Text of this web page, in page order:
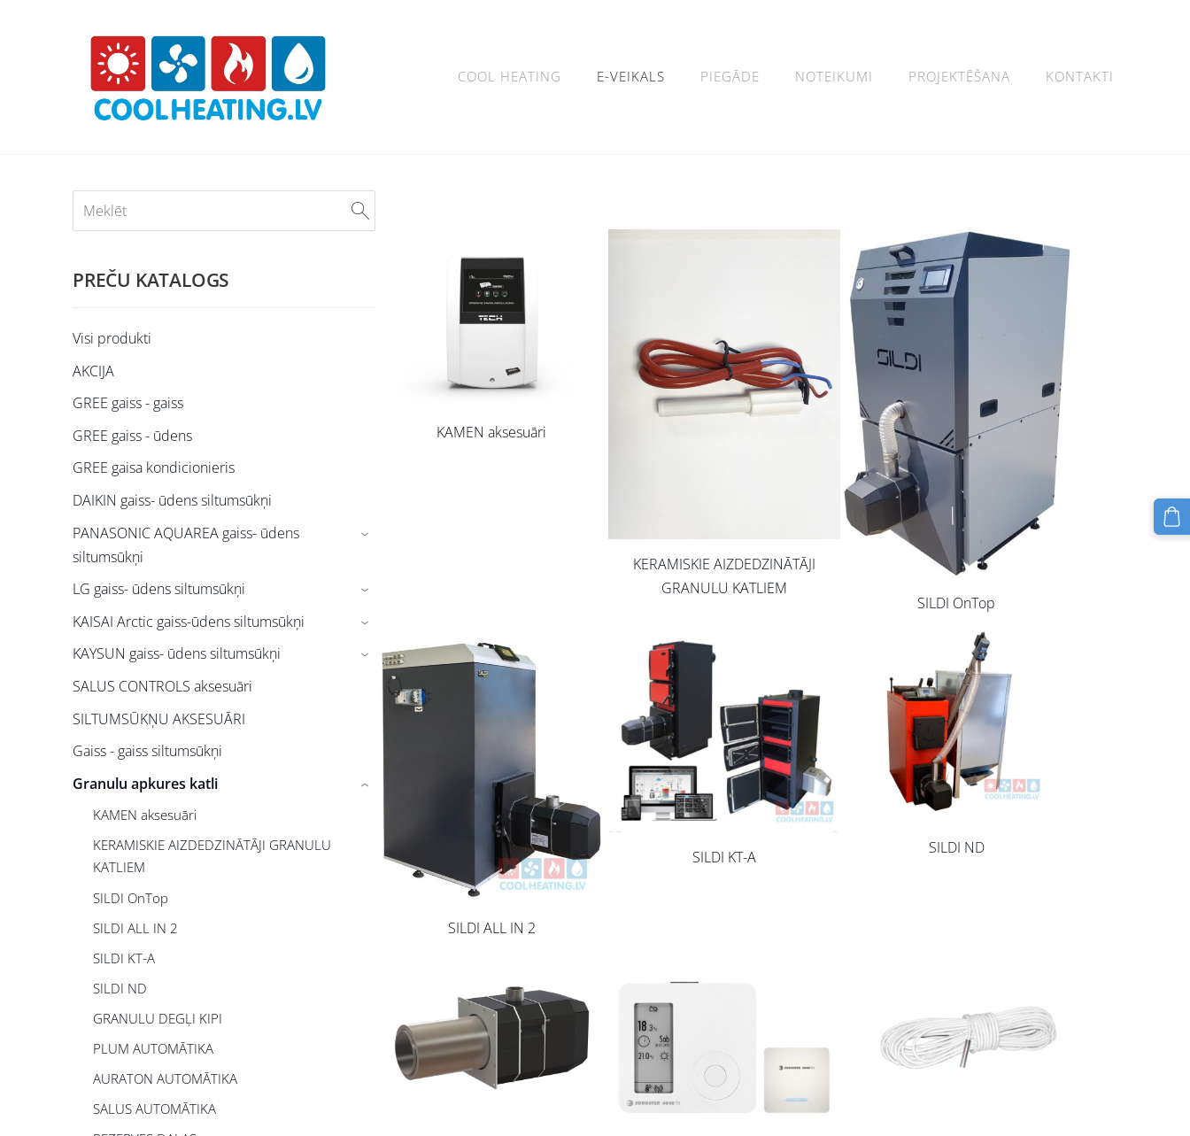
COOL HEATING E-VEIKALS PIEGĀDE NOTEIKUMI PROJEKTĒŠANA KONTAKTI
PREČU KATALOGS
Visi produkti
AKCIJA
GREE gaiss - gaiss
GREE gaiss - ūdens
GREE gaisa kondicionieris
DAIKIN gaiss- ūdens siltumsūkņi
PANASONIC AQUAREA gaiss- ūdens
siltumsūkņi
›
LG gaiss- ūdens siltumsūkņi ›
KAISAI Arctic gaiss-ūdens siltumsūkņi ›
KAYSUN gaiss- ūdens siltumsūkņi ›
SALUS CONTROLS aksesuāri
SILTUMSŪKŅU AKSESUĀRI
Gaiss - gaiss siltumsūkņi
Granulu apkures katli
KAMEN aksesuāri
KERAMISKIE AIZDEDZINĀTĀJI GRANULU
KATLIEM
SILDI OnTop
SILDI ALL IN 2
SILDI KT-A
SILDI ND
GRANULU DEGĻI KIPI
PLUM AUTOMĀTIKA
AURATON AUTOMĀTIKA
SALUS AUTOMĀTIKA
›
KAMEN aksesuāri
KERAMISKIE AIZDEDZINĀTĀJI
GRANULU KATLIEM
SILDI OnTop
SILDI ALL IN 2
SILDI KT-A SILDI ND